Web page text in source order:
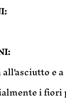
e
i fiori